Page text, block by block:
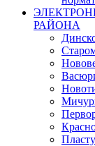
РАЙОНА